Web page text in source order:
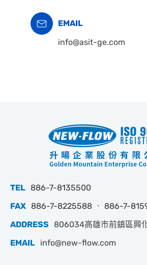
EMAIL
info@asit-ge.com
TEL 886-7-8135500
FAX 886-7-8225588 ‧ 886-7-
ADDRESS
806034高雄市前鎮區興
EMAIL info@new-flow.com